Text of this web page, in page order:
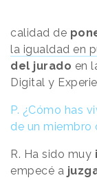
calidad de
la igualdad en
del jurado en
Digital y
P. ¿Cómo has
de un miembro
R. Ha sido muy
empecé a